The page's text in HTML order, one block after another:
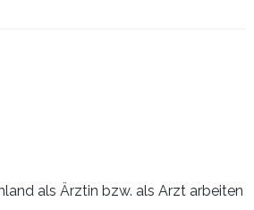
als Ärztin bzw. als Arzt arbeiten